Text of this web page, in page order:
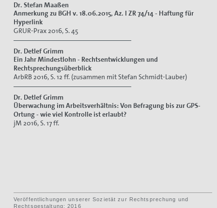
Dr. Stefan Maaßen
Anmerkung zu BGH v. 18.06.2015, Az. I ZR 74/14 - Haftung für
Hyperlink
GRUR-Prax 2016, S. 45
Dr. Detlef Grimm
Ein Jahr Mindestlohn - Rechtsentwicklungen und
Rechtsprechungsüberblick
ArbRB 2016, S. 12 ff. (zusammen mit Stefan Schmidt-Lauber)
Dr. Detlef Grimm
Überwachung im Arbeitsverhältnis: Von Befragung bis zur GPS-
Ortung - wie viel Kontrolle ist erlaubt?
jM 2016, S. 17 ff.
Veröffentlichungen unserer Sozietät zur Rechtsprechung und
Rechtsgestaltung: 2016